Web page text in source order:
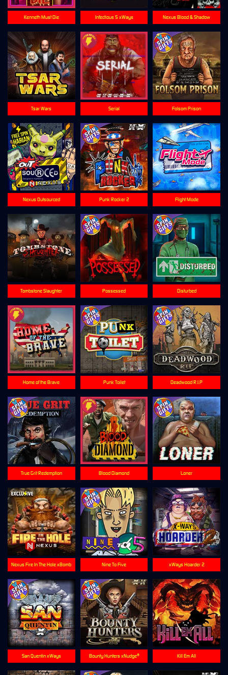
Nexus Blood & Shadow
Kill Em All
Blood Diamond
Nexus Fire In The Hole xBomb
Tsar Wars
Home of the Brave
Tombstone Slaughter
Punk Rocker 2
Deadwood R.I.P
Nexus Outsourced
Loner
Kenneth Must Die
Folsom Prison
xWays Hoarder 2
Nine To Five
Bounty Hunters xNudge®
Flight Mode
San Quentin xWays
Serial
Punk Toilet
Possessed Disturbed
Infectious 5 xWays
True Grit Redemption